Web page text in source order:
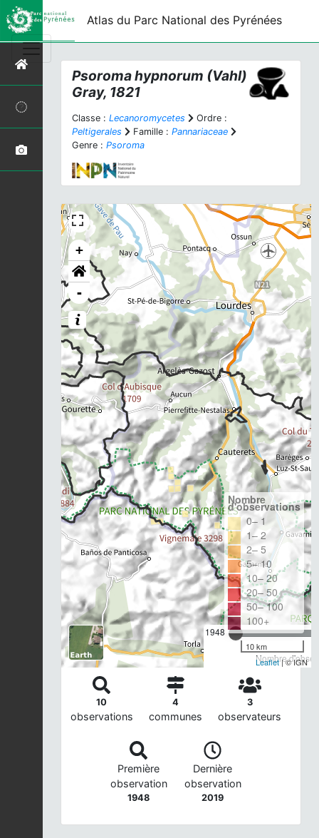
Atlas du Parc National des Pyrénées
Psoroma hypnorum (Vahl)
Gray, 1821
Classe : Lecanoromycetes
Ordre :
Peltigerales
Famille : Pannariaceae
Genre : Psoroma
+
-
1948
Nombre
Nombre
d'observations
0– 1
1– 2
2– 5
5– 10
10– 20
20– 50
50– 100
100+
10 km
Leaflet| © IGN
10
observations
4
communes
3
observateurs
Première
observation
1948
Dernière
observation
2019